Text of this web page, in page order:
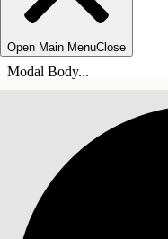
Open Main MenuClose
Modal Body...